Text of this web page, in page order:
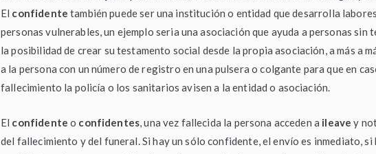
El confidente también puede ser una institución o entidad que desarrolla
personas vulnerables, un ejemplo seria una asociación que ayuda a personas sin
la posibilidad de crear su testamento social desde la propia asociación, a más a
a la persona con un número de registro en una pulsera o colgante para que en
fallecimiento la policía o los sanitarios avisen a la entidad o asociación.
El confidente o confidentes, una vez fallecida la persona acceden a ileave y
del fallecimiento y del funeral. Si hay un sólo confidente, el envío es inmediato, si